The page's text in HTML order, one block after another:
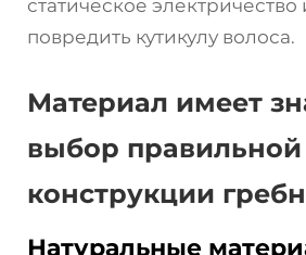
статическое
повредить кутикулу волоса.
Материал имеет
выбор правильной
конструкции
Натуральные